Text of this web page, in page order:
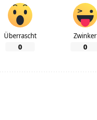
Überrascht
0
Zwinker
0